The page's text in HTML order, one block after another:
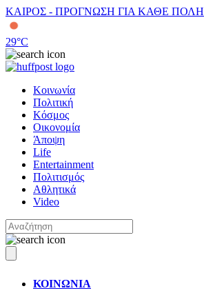
ΚΑΙΡΟΣ - ΠΡΟΓΝΩΣΗ ΓΙΑ ΚΑΘΕ ΠΟΛΗ
29°C
Κοινωνία
Πολιτική
Κόσμος
Οικονομία
Άποψη
Life
Entertainment
Πολιτισμός
Αθλητικά
Video
ΚΟΙΝΩΝΙΑ